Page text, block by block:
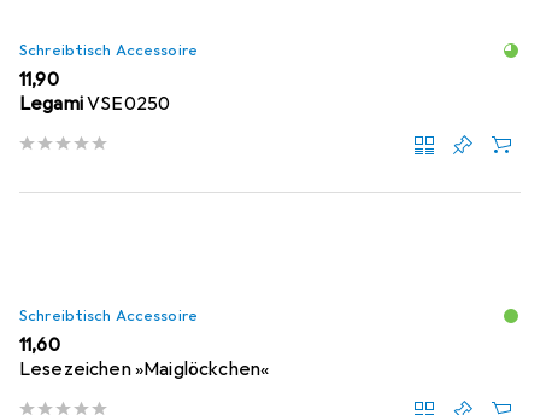
Schreibtisch Accessoire
EUR
11,90
LegamiVSE0250
Schreibtisch Accessoire
EUR
11,60
Lesezeichen »Maiglöckchen«